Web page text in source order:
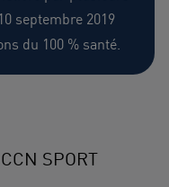
septembre 2019
du 100 % santé.
SPORT